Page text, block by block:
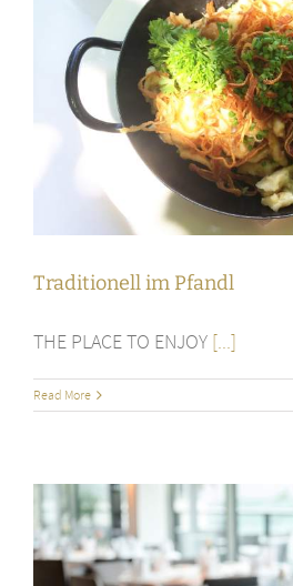
Traditionell im Pfandl
THE PLACE TO ENJOY [...]
Read More